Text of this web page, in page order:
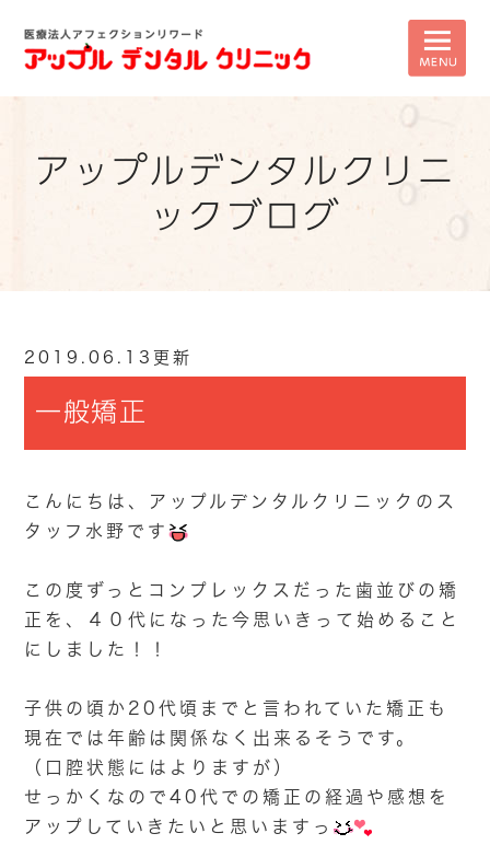
アップルデンタルクリニ
ックブログ
2019.06.13更新
一般矯正
こんにちは、アップルデンタルクリニックのス
タッフ水野です
この度ずっとコンプレックスだった歯並びの矯
正を、４０代になった今思いきって始めること
にしました！！
子供の頃か20代頃までと言われていた矯正も
現在では年齢は関係なく出来るそうです。
（口腔状態にはよりますが）
せっかくなので40代での矯正の経過や感想を
アップしていきたいと思いますっ